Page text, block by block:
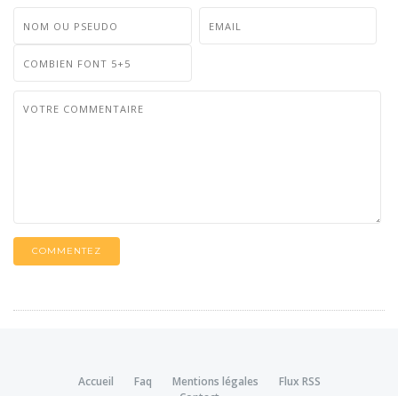
COMMENTEZ
Accueil Faq Mentions légales
Flux RSS